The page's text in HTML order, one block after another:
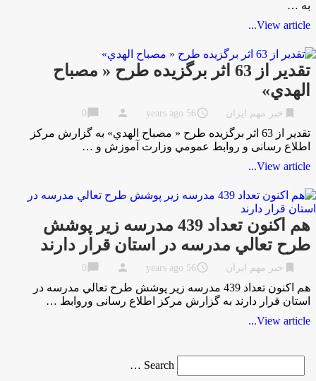
به …
View article...
تقدير از 63 اثر برگزيده طرح « مصباح
الهدي»
خبر مهم ایران access_time
56 years ago
person
chat_bubble
تقدير از 63 اثر برگزيده طرح « مصباح الهدي» به گزارش مركز
اطلاع رسانی و روابط عمومي وزارت آموزش و …
View article...
هم اکنون تعداد 439 مدرسه زير پوشش
طرح تعالي مدرسه در استان قرار دارند
خبر مهم ایران access_time
56 years ago
person
chat_bubble
هم اکنون تعداد 439 مدرسه زير پوشش طرح تعالي مدرسه در
استان قرار دارند به گزارش مركز اطلاع رسانی وروابط …
View article...
for
Search …